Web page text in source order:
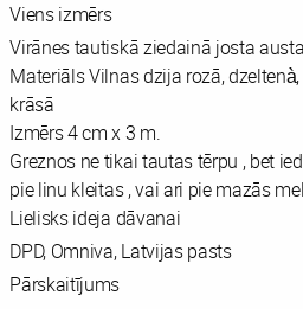
Viens izmērs
Virānes tautiskā ziedainā josta
Materiāls Vilnas dzija rozā,
krāsā
Izmērs 4 cm x 3 m.
Greznos ne tikai tautas tērpu , bet
pie linu kleitas , vai ari pie mazās
Lielisks ideja dāvanai
DPD, Omniva, Latvijas pasts
Pārskaitījums